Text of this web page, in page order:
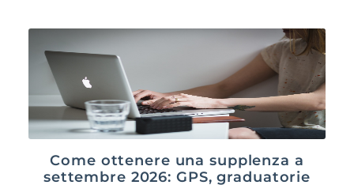
Come ottenere una supplenza a
settembre 2026: GPS, graduatorie